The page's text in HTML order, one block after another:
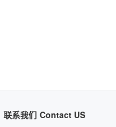
联系我们 Contact US